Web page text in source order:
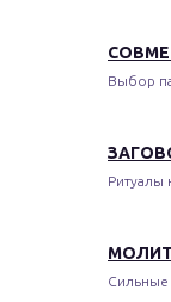
Выбор
Ритуалы